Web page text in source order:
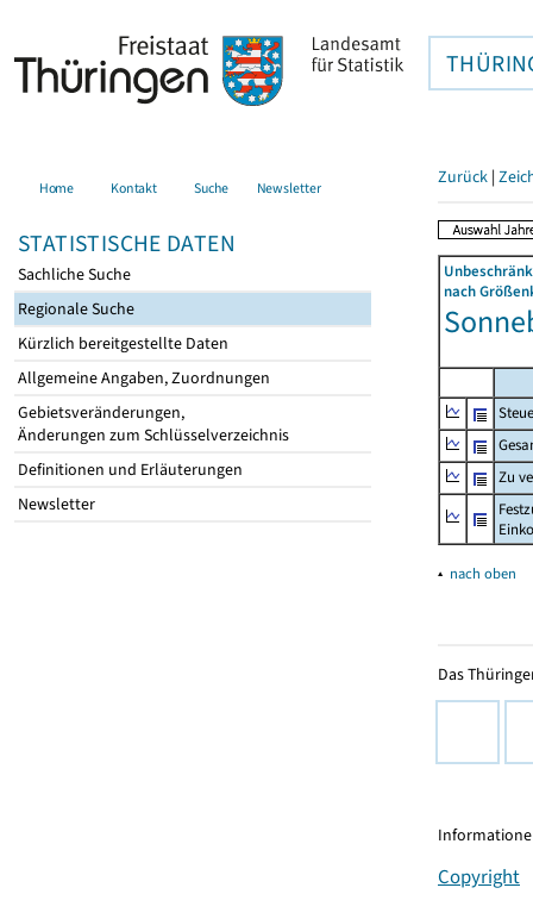
Home Kontakt Suche Newsletter
STATISTISCHE DATEN
Sachliche Suche
Regionale Suche
Kürzlich bereitgestellte Daten
Allgemeine Angaben, Zuordnungen
Gebietsveränderungen,
Änderungen zum Schlüsselverzeichnis
Definitionen und Erläuterungen
Newsletter
Zurück |
nach
Zu
▴ nach oben
Das
Copyright